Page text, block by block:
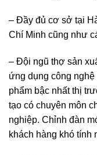
– Đầy đủ cơ sở tại
Chí Minh cũng như
– Đội ngũ thợ sản
ứng dụng công
phẩm bậc nhất thị
tạo có chuyên môn
nghiệp. Chỉnh đàn
khách hàng khó tính